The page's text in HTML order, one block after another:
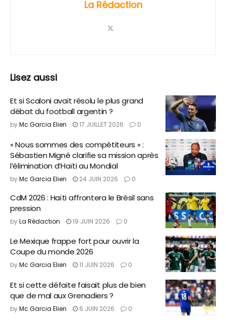
La Rédaction
Lisez aussi
Et si Scaloni avait résolu le plus grand
débat du football argentin ?
byMc Garcia Elien 17 JUILLET 2026 0
« Nous sommes des compétiteurs » :
Sébastien Migné clarifie sa mission après
l’élimination d’Haïti au Mondial
byMc Garcia Elien 24 JUIN 2026 0
CdM 2026 : Haïti affrontera le Brésil sans
pression
byLa Rédaction 19 JUIN 2026 0
Le Mexique frappe fort pour ouvrir la
Coupe du monde 2026
byMc Garcia Elien 11 JUIN 2026 0
Et si cette défaite faisait plus de bien
que de mal aux Grenadiers ?
byMc Garcia Elien 6 JUIN 2026 0